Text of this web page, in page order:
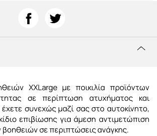
XΧLarge με ποικιλία προϊόντων
σε περίπτωση ατυχήματος και
έχετε συνεχώς μαζί σας στο αυτοκίνητο,
επιβίωσης για άμεση αντιμετώπιση
σε περιπτώσεις ανάγκης.